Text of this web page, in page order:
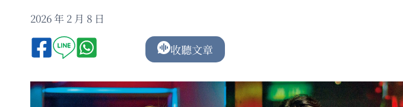
2026 年 2 月 8 日
收聽文章